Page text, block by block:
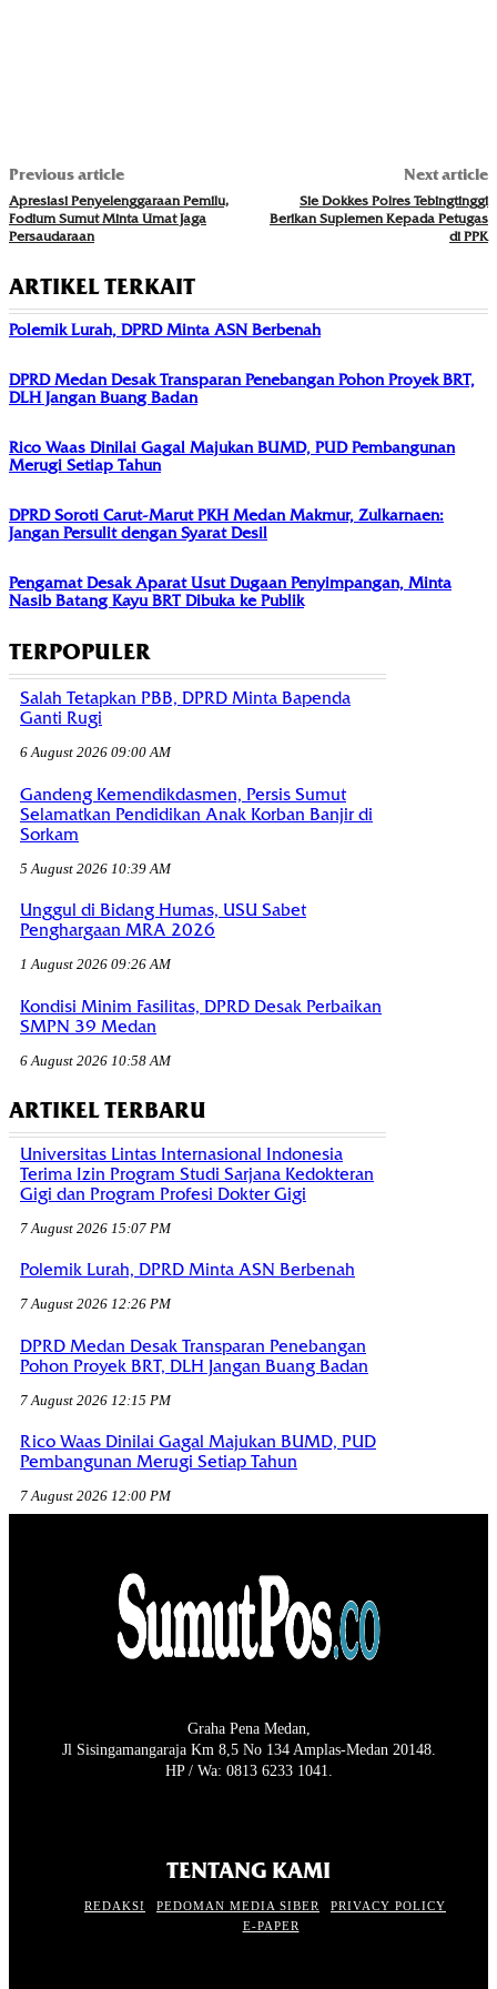
Previous article
Apresiasi Penyelenggaraan Pemilu,
Fodium Sumut Minta Umat Jaga
Persaudaraan
Next article
Sie Dokkes Polres Tebingtinggi
Berikan Suplemen Kepada Petugas
di PPK
ARTIKEL TERKAIT
Polemik Lurah, DPRD Minta ASN Berbenah
DPRD Medan Desak Transparan Penebangan Pohon Proyek BRT,
DLH Jangan Buang Badan
Rico Waas Dinilai Gagal Majukan BUMD, PUD Pembangunan
Merugi Setiap Tahun
DPRD Soroti Carut-Marut PKH Medan Makmur, Zulkarnaen:
Jangan Persulit dengan Syarat Desil
Pengamat Desak Aparat Usut Dugaan Penyimpangan, Minta
Nasib Batang Kayu BRT Dibuka ke Publik
TERPOPULER
Salah Tetapkan PBB, DPRD Minta Bapenda
Ganti Rugi
6 August 2026 09:00 AM
Gandeng Kemendikdasmen, Persis Sumut
Selamatkan Pendidikan Anak Korban Banjir di
Sorkam
5 August 2026 10:39 AM
Unggul di Bidang Humas, USU Sabet
Penghargaan MRA 2026
1 August 2026 09:26 AM
Kondisi Minim Fasilitas, DPRD Desak Perbaikan
SMPN 39 Medan
6 August 2026 10:58 AM
ARTIKEL TERBARU
Universitas Lintas Internasional Indonesia
Terima Izin Program Studi Sarjana Kedokteran
Gigi dan Program Profesi Dokter Gigi
7 August 2026 15:07 PM
Polemik Lurah, DPRD Minta ASN Berbenah
7 August 2026 12:26 PM
DPRD Medan Desak Transparan Penebangan
Pohon Proyek BRT, DLH Jangan Buang Badan
7 August 2026 12:15 PM
Rico Waas Dinilai Gagal Majukan BUMD, PUD
Pembangunan Merugi Setiap Tahun
7 August 2026 12:00 PM
Graha Pena Medan,
Jl Sisingamangaraja Km 8,5 No 134 Amplas-Medan 20148.
HP / Wa: 0813 6233 1041.
TENTANG KAMI
REDAKSI PEDOMAN MEDIA SIBER
PRIVACY POLICY
E-PAPER